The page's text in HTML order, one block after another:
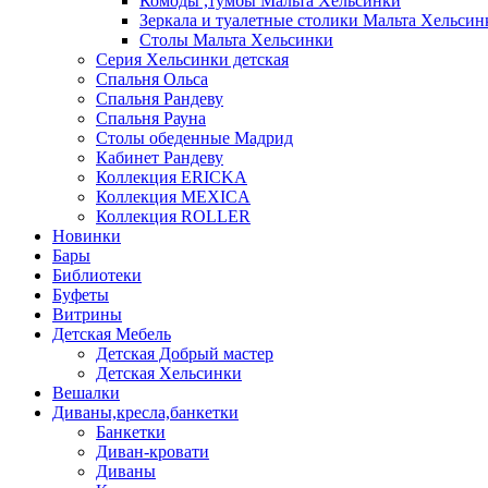
Зеркала и туалетные столики Мальта
Столы Мальта Хельсинки
Серия Хельсинки детская
Спальня Ольса
Спальня Рандеву
Спальня Рауна
Столы обеденные Мадрид
Кабинет Рандеву
Коллекция ERICKA
Коллекция MEXICA
Коллекция ROLLER
Новинки
Бары
Библиотеки
Буфеты
Витрины
Детская Мебель
Детская Добрый мастер
Детская Хельсинки
Вешалки
Диваны,кресла,банкетки
Банкетки
Диван-кровати
Диваны